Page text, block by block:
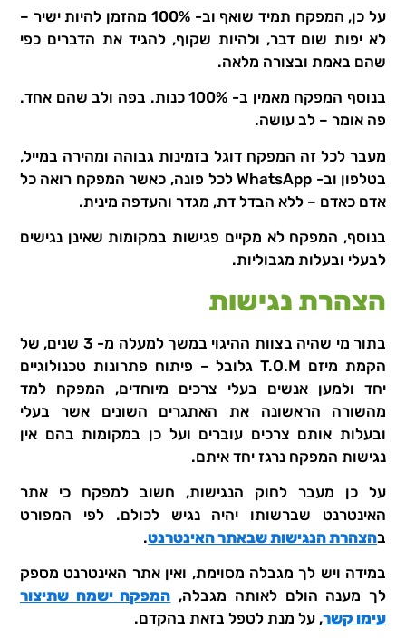
על כן, המפקח תמיד שואף וב- 100% מהזמן להיות ישיר –
לא יפות שום דבר, ולהיות שקוף, להגיד את הדברים כפי
שהם באמת ובצורה מלאה.
בנוסף המפקח מאמין ב- 100% כנות. בפה ולב שהם אחד.
פה אומר – לב עושה.
מעבר לכל זה המפקח דוגל בזמינות גבוהה ומהירה במייל,
בטלפון וב- WhatsApp לכל פונה, כאשר המפקח רואה כל
אדם כאדם – ללא הבדל דת, מגדר והעדפה מינית.
בנוסף, המפקח לא מקיים פגישות במקומות שאינן נגישים
לבעלי ובעלות מגבוליות.
הצהרת נגישות
בתור מי שהיה בצוות ההיגוי במשך למעלה מ- 3 שנים, של
הקמת מיזם T.O.M גלובל – פיתוח פתרונות טכנולוגיים
יחד ולמען אנשים בעלי צרכים מיוחדים, המפקח למד
מהשורה הראשונה את האתגרים השונים אשר בעלי
ובעלות אותם צרכים עוברים ועל כן במקומות בהם אין
נגישות המפקח נרגז יחד איתם.
על כן מעבר לחוק הנגישות, חשוב למפקח כי אתר
האינטרנט שברשותו יהיה נגיש לכולם. לפי המפורט
בהצהרת הנגישות שבאתר האינטרנט.
במידה ויש לך מגבלה מסוימת, ואין אתר האינטרנט מספק
לך מענה הולם לאותה מגבלה, המפקח ישמח שתיצור
עימו קשר, על מנת לטפל בזאת בהקדם.